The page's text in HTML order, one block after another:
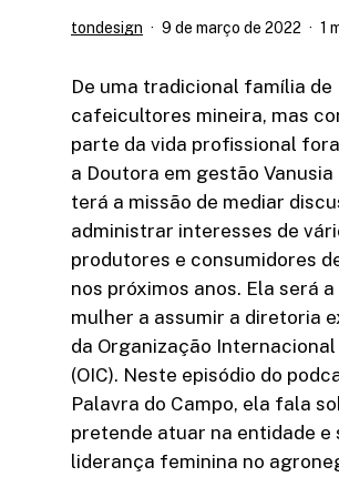
tondesign 9 de março de 2022 1
De uma tradicional família de
cafeicultores mineira, mas
parte da vida profissional
a Doutora em gestão
terá a missão de mediar
administrar interesses de
produtores e consumidores
nos próximos anos. Ela será
mulher a assumir a diretoria
da Organização
(OIC). Neste episódio do
Palavra do Campo, ela fala
pretende atuar na entidade e
liderança feminina no